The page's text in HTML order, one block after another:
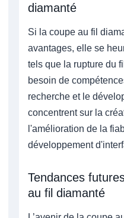
diamanté
Si la coupe au fil
avantages, elle se
tels que la rupture du
besoin de
recherche et le
concentrent sur la
l'amélioration de la
développement
Tendances
au fil diamanté